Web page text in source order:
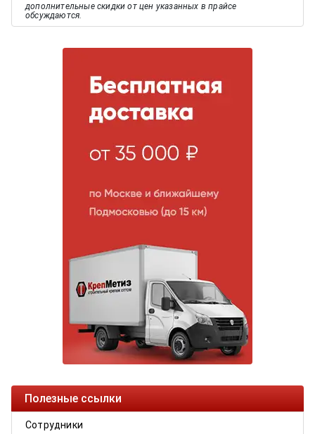
дополнительные скидки от цен указанных в прайсе
обсуждаются.
Полезные ссылки
Сотрудники